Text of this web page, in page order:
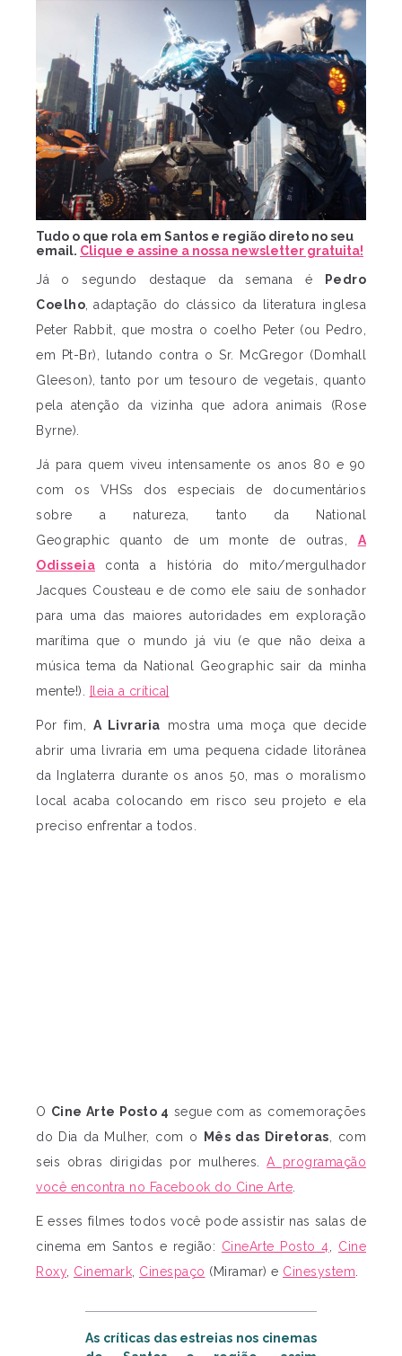
Tudo o que rola em Santos e região direto no seu
email. Clique e assine a nossa newsletter gratuita!
Já o segundo destaque da semana é
Pedro
Coelho, adaptação do clássico da literatura inglesa
Peter Rabbit, que mostra o coelho Peter (ou Pedro,
em Pt-Br), lutando contra o Sr. McGregor (Domhall
Gleeson), tanto por um tesouro de vegetais, quanto
pela atenção da vizinha que adora animais (Rose
Byrne).
Já para quem viveu intensamente os anos 80 e 90
com os VHSs dos especiais de documentários
sobre a natureza, tanto da National
Geographic quanto de um monte de outras, A
Odisseia conta a história do mito/mergulhador
Jacques Cousteau e de como ele saiu de sonhador
para uma das maiores autoridades em exploração
marítima que o mundo já viu (e que não deixa a
música tema da National Geographic sair da minha
mente!). [leia a crítica]
Por fim, A Livraria mostra uma moça que decide
abrir uma livraria em uma pequena cidade litorânea
da Inglaterra durante os anos 50, mas o moralismo
local acaba colocando em risco seu projeto e ela
preciso enfrentar a todos.
O Cine Arte Posto 4 segue com as comemorações
do Dia da Mulher, com o
Mês das Diretoras, com
seis obras dirigidas por mulheres.A programação
você encontra no Facebook do Cine Arte.
E esses filmes todos você pode assistir nas salas de
cinema em Santos e região: CineArte Posto 4, Cine
Roxy, Cinemark, Cinespaço (Miramar) e Cinesystem.
As críticas das estreias nos cinemas